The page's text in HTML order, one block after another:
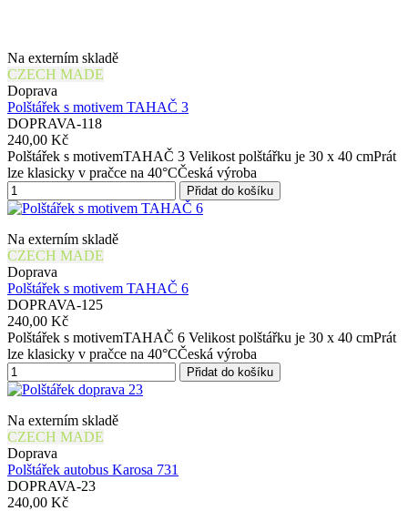
Na externím skladě
CZECH MADE
Doprava
Polštářek s motivem TAHAČ 3
DOPRAVA-118
240,00 Kč
Polštářek s motivemTAHAČ 3 Velikost polštářku je 30 x 40 cmPrát
lze klasicky v pračce na 40°CČeská výroba
Přidat do košíku
Na externím skladě
CZECH MADE
Doprava
Polštářek s motivem TAHAČ 6
DOPRAVA-125
240,00 Kč
Polštářek s motivemTAHAČ 6 Velikost polštářku je 30 x 40 cmPrát
lze klasicky v pračce na 40°CČeská výroba
Přidat do košíku
Na externím skladě
CZECH MADE
Doprava
Polštářek autobus Karosa 731
DOPRAVA-23
240,00 Kč